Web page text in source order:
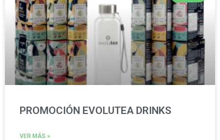
PROMOCIÓN EVOLUTEA DRINKS
VER MÁS »